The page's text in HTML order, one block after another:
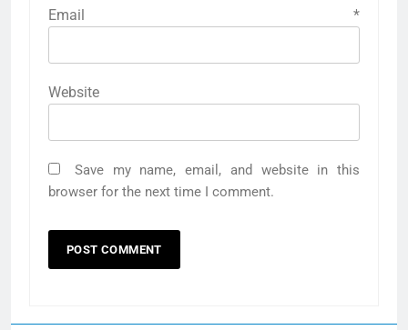
Email *
Website
Save my name, email, and website in this
browser for the next time I comment.